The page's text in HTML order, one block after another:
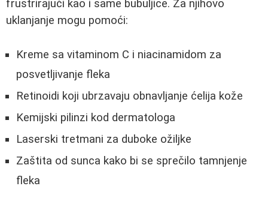
frustrirajući kao i same bubuljice. Za njihovo
uklanjanje mogu pomoći:
Kreme sa vitaminom C i niacinamidom za
posvetljivanje fleka
Retinoidi koji ubrzavaju obnavljanje ćelija kože
Kemijski pilinzi kod dermatologa
Laserski tretmani za duboke ožiljke
Zaštita od sunca kako bi se sprečilo tamnjenje
fleka